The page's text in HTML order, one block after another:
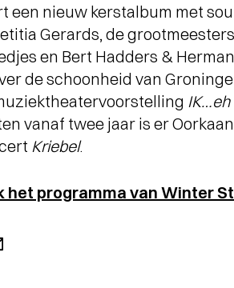
een nieuw kerstalbum met
Gerards, de
en Bert Hadders &
de schoonheid van
IK…eh
vanaf twee jaar is er
Kriebel.
het programma van Winter